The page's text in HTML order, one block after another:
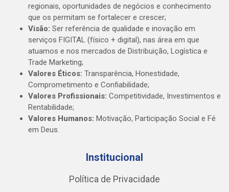
regionais, oportunidades de negócios e conhecimento
que os permitam se fortalecer e crescer;
Visão: Ser referência de qualidade e inovação em
serviços FIGITAL (físico + digital), nas área em que
atuamos e nos mercados de Distribuição, Logística e
Trade Marketing;
Valores Éticos: Transparência, Honestidade,
Comprometimento e Confiabilidade;
Valores Profissionais: Competitividade, Investimentos e
Rentabilidade;
Valores Humanos: Motivação, Participação Social e Fé
em Deus.
Institucional
Política de Privacidade